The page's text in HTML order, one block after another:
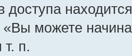
доступа
можете
п.